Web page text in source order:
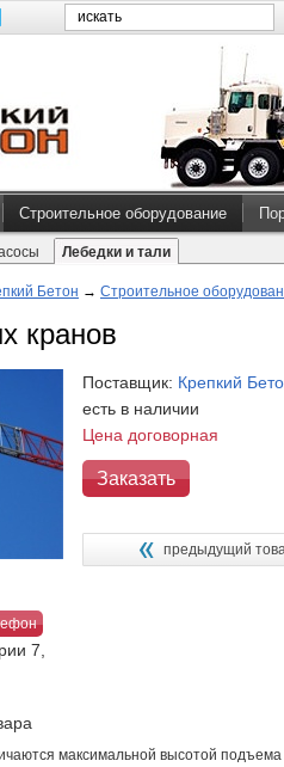
Строительное оборудование
Лебедки и тали
Бетон → Строительное
кранов
7,
Поставщик: Крепкий
есть в наличии
Цена договорная
Заказать
предыдущий
максимальной высотой